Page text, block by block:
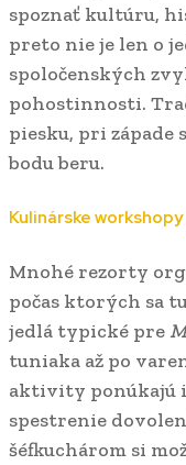
spoznať kultúru,
preto nie je len o
spoločenských
pohostinnosti.
piesku, pri západe
bodu beru.
Kulinárske
Mnohé rezorty
počas ktorých sa
jedlá typické pre
tuniaka až po
aktivity ponúkajú
spestrenie
šéfkuchárom si